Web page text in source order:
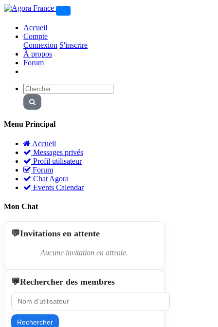
Accueil
Compte
Connexion S'inscrire
À propos
Forum
Menu Principal
Accueil
Messages privés
Profil utilisateur
Forum
Chat Agora
Events Calendar
Mon Chat
Invitations en attente
Aucune invitation en attente.
Rechercher des membres
Rechercher